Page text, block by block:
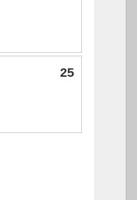
25